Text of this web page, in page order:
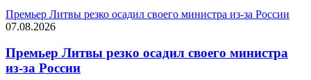
Премьер Литвы резко осадил своего министра из-за России
07.08.2026
Премьер Литвы резко осадил своего министра
из-за России